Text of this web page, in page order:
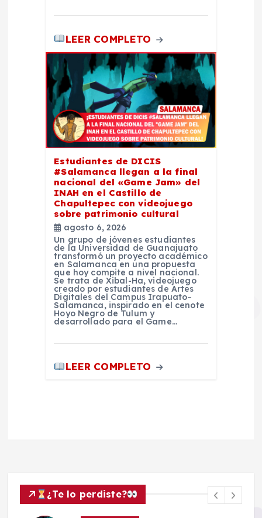
LEER COMPLETO
Estudiantes de DICIS
#Salamanca llegan a la final
nacional del «Game Jam» del
INAH en el Castillo de
Chapultepec con videojuego
sobre patrimonio cultural
agosto 6, 2026
Un grupo de jóvenes estudiantes
de la Universidad de Guanajuato
transformó un proyecto académico
en Salamanca en una propuesta
que hoy compite a nivel nacional.
Se trata de Xibal-Ha, videojuego
creado por estudiantes de Artes
Digitales del Campus Irapuato–
Salamanca, inspirado en el cenote
Hoyo Negro de Tulum y
desarrollado para el Game…
LEER COMPLETO
¿Te lo perdiste?